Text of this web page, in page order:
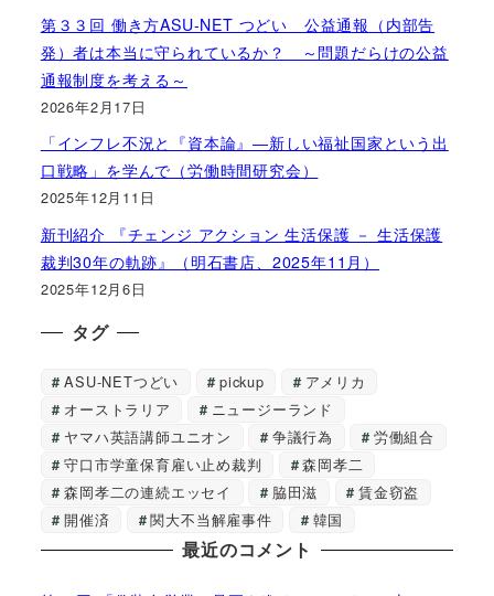
第３３回 働き方ASU-NET つどい 公益通報（内部告
発）者は本当に守られているか？ ～問題だらけの公益
通報制度を考える～
2026年2月17日
「インフレ不況と『資本論』―新しい福祉国家という出
口戦略」を学んで（労働時間研究会）
2025年12月11日
新刊紹介 『チェンジ アクション 生活保護 － 生活保護
裁判30年の軌跡』（明石書店、2025年11月）
2025年12月6日
タグ
ASU-NETつどい pickup
アメリカ
オーストラリア
ニュージーランド
ヤマハ英語講師ユニオン
争議行為
労働組合
守口市学童保育雇い止め裁判
森岡孝二
森岡孝二の連続エッセイ
脇田滋
賃金窃盗
開催済
関大不当解雇事件 韓国
最近のコメント